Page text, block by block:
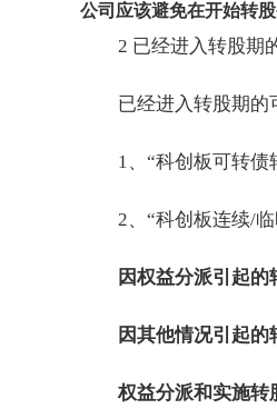
公司应该避免在开始转
2 已经进入转股期
已经进入转股期的
1、“科创板可转
2、“科创板连续/
因权益分派引起
因其他情况引起
权益分派和实施转